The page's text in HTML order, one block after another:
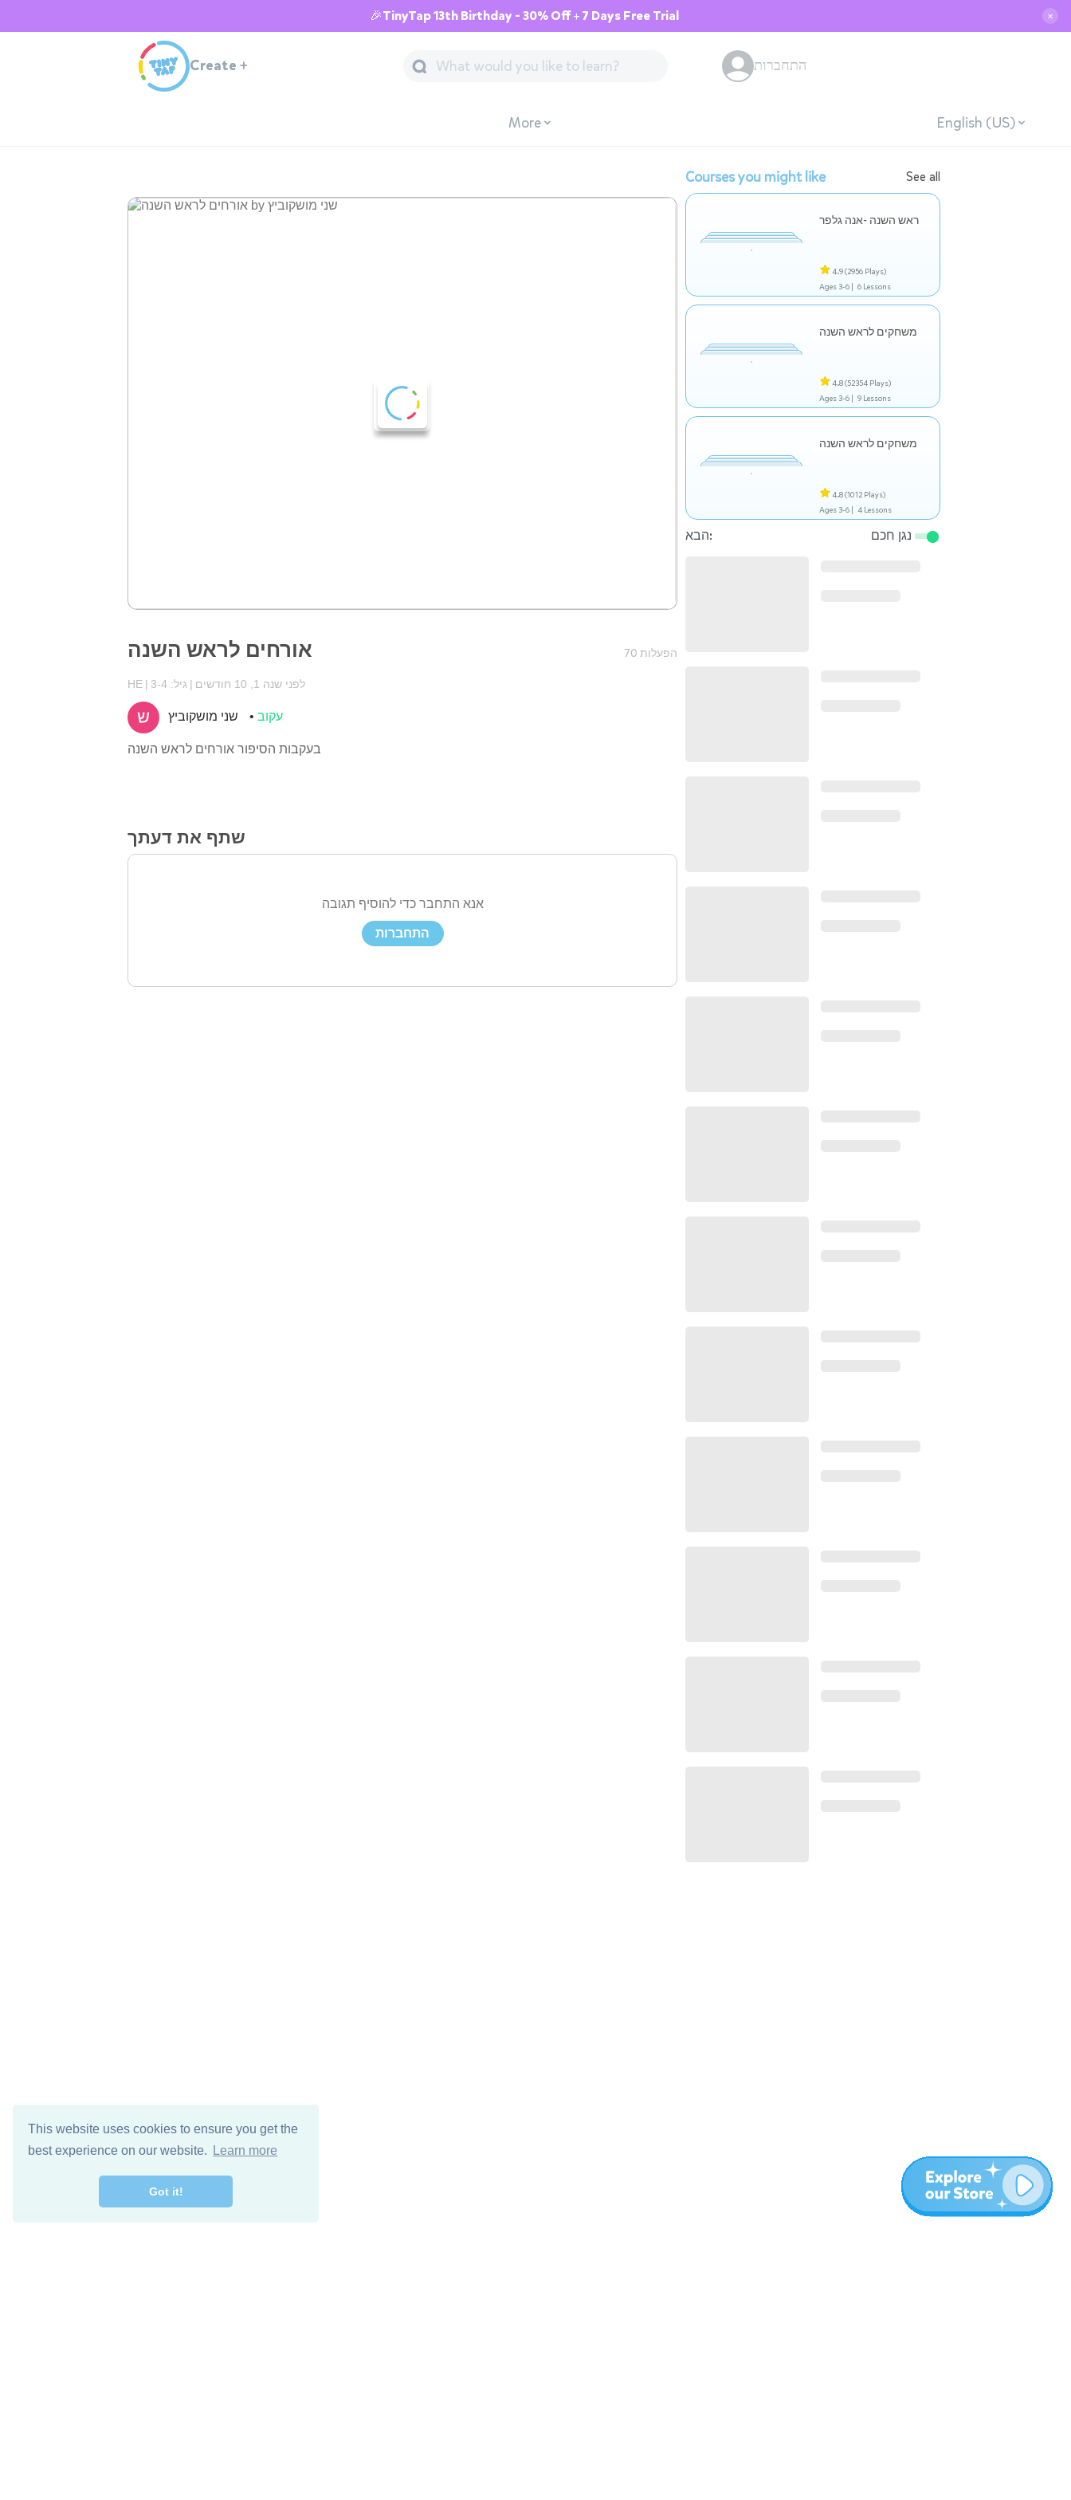
This website uses cookies to ensure you get the
best experience on our website.
Learn more
Got it!
🎉TinyTap 13th Birthday - 30% Off + 7 Days Free Trial ✕
Create + התחברות
More English (US)
אורחים לראש השנה 70 הפעלות
HE גיל: 3-4 לפני שנה 1, 10 חודשים
עקוב
בעקבות הסיפור אורחים לראש השנה
שתף את דעתך
אנא התחבר כדי להוסיף תגובה
התחברות
Courses you might like See all
ראש השנה -אנה גלפר
4.9(2956 Plays)
Ages 3-6 | 6 Lessons
משחקים לראש השנה
4.8(52354 Plays)
Ages 3-6 | 9 Lessons
משחקים לראש השנה
4.8(1012 Plays)
Ages 3-6 | 4 Lessons
הבא: